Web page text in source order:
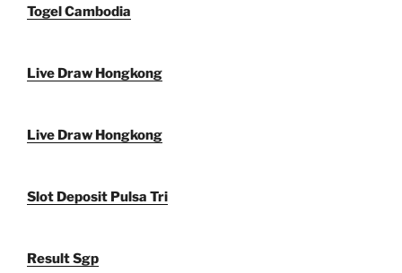
Togel Cambodia
Live Draw Hongkong
Live Draw Hongkong
Slot Deposit Pulsa Tri
Result Sgp